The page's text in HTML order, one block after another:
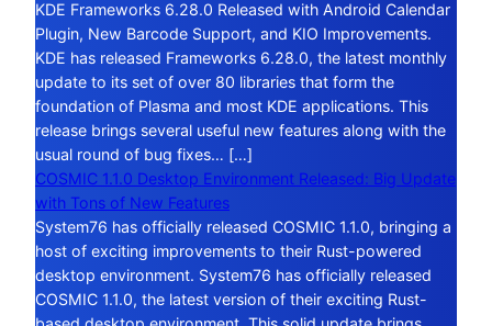
KDE Frameworks 6.28.0 Released with Android Calendar
Plugin, New Barcode Support, and KIO Improvements.
KDE has released Frameworks 6.28.0, the latest monthly
update to its set of over 80 libraries that form the
foundation of Plasma and most KDE applications. This
release brings several useful new features along with the
usual round of bug fixes… […]
COSMIC 1.1.0 Desktop Environment Released: Big Update
with Tons of New Features
System76 has officially released COSMIC 1.1.0, bringing a
host of exciting improvements to their Rust-powered
desktop environment. System76 has officially released
COSMIC 1.1.0, the latest version of their exciting Rust-